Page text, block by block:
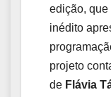
edição,
inédito
projeto
de Flávia